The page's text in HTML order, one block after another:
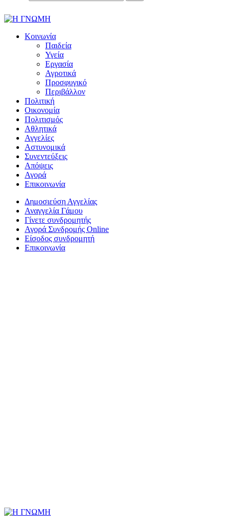
Κοινωνία
Παιδεία
Υγεία
Εργασία
Αγροτικά
Προσφυγικό
Περιβάλλον
Πολιτική
Οικονομία
Πολιτισμός
Αθλητικά
Αγγελίες
Αστυνομικά
Συνεντεύξεις
Απόψεις
Αγορά
Επικοινωνία
Δημοσιεύση Αγγελίας
Αναγγελία Γάμου
Γίνετε συνδρομητής
Αγορά Συνδρομής Online
Είσοδος συνδρομητή
Επικοινωνία